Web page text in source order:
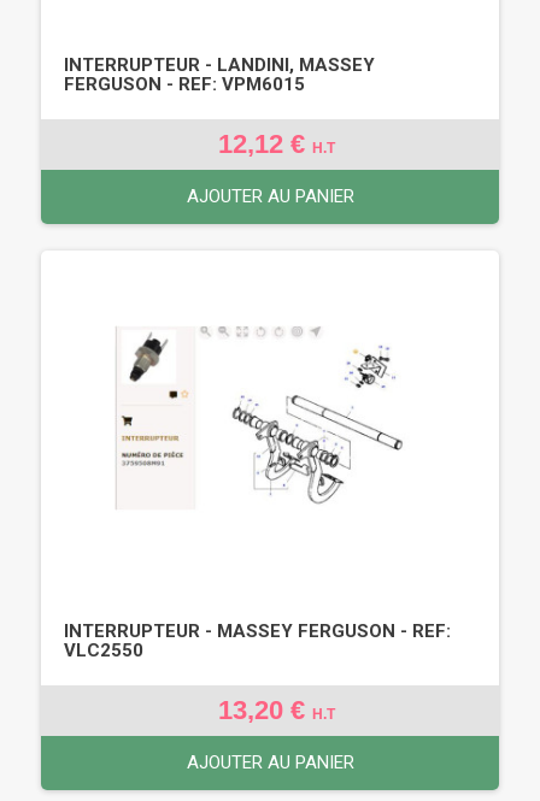
INTERRUPTEUR - LANDINI, MASSEY
FERGUSON - REF: VPM6015
12,12 € H.T
AJOUTER AU PANIER
INTERRUPTEUR - MASSEY FERGUSON - REF:
VLC2550
13,20 € H.T
AJOUTER AU PANIER